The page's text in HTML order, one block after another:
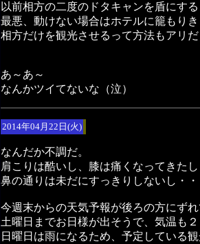
以前相方の二度のドタキャンを盾にす
最悪、動けない場合はホテルに籠もり
相方だけを観光させるって方法もアリ
あ～あ～
なんかツイてないな（泣）
2014年04月22日(火)
なんだか不調だ。
肩こりは酷いし、膝は痛くなってきたし
鼻の通りは未だにすっきりしないし・
今週末からの天気予報が後ろの方にず
土曜日までお日様が出そうで、気温も
日曜日は雨になるため、予定している